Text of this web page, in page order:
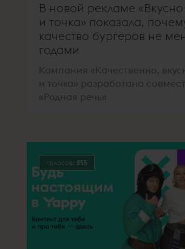
В новой рекламе
и точка» показала,
качество бургеров не
годами
Кампания «Качественно,
и точка» разработана
«Родная речь»
голосов: 255